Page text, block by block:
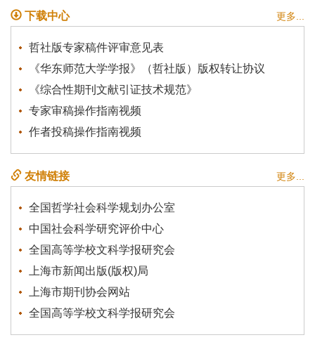
下载中心 更多...
哲社版专家稿件评审意见表
《华东师范大学学报》（哲社版）版权转让协议
《综合性期刊文献引证技术规范》
专家审稿操作指南视频
作者投稿操作指南视频
友情链接 更多...
全国哲学社会科学规划办公室
中国社会科学研究评价中心
全国高等学校文科学报研究会
上海市新闻出版(版权)局
上海市期刊协会网站
全国高等学校文科学报研究会